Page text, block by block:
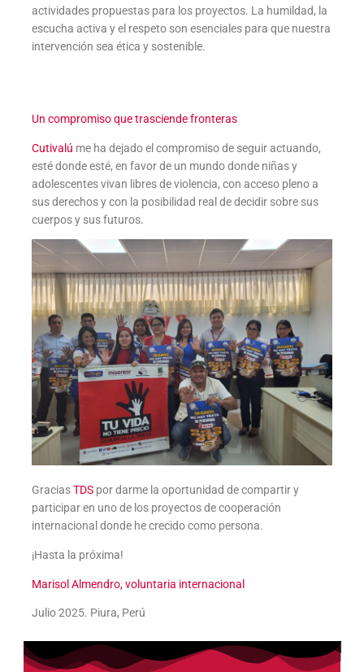
actividades propuestas para los proyectos. La humildad, la
escucha activa y el respeto son esenciales para que nuestra
intervención sea ética y sostenible.
Un compromiso que trasciende fronteras
Cutivalú me ha dejado el compromiso de seguir actuando,
esté donde esté, en favor de un mundo donde niñas y
adolescentes vivan libres de violencia, con acceso pleno a
sus derechos y con la posibilidad real de decidir sobre sus
cuerpos y sus futuros.
GraciasTDS por darme la oportunidad de compartir y
participar en uno de los proyectos de cooperación
internacional donde he crecido como persona.
¡Hasta la próxima!
Marisol Almendro, voluntaria internacional
Julio 2025. Piura, Perú